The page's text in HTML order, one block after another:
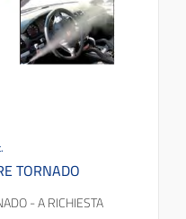
TORNADO
- A RICHIESTA